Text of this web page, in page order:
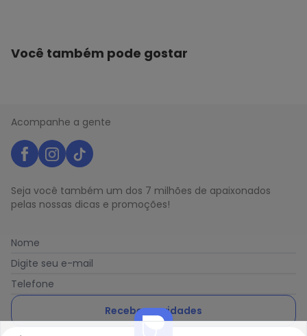
Você também pode gostar
Acompanhe a gente
Seja você também um dos 7 milhões de apaixonados
pelas nossas dicas e promoções!
Nome
Digite seu e-mail
Telefone
Receber novidades